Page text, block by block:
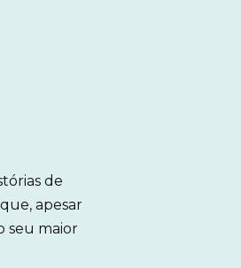
de
apesar
seu maior